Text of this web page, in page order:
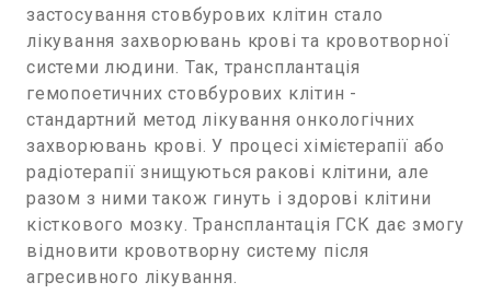
застосування стовбурових клітин стало
лікування захворювань крові та кровотворної
системи людини. Так, трансплантація
гемопоетичних стовбурових клітин -
стандартний метод лікування онкологічних
захворювань крові. У процесі хімієтерапії або
радіотерапії знищуються ракові клітини, але
разом з ними також гинуть і здорові клітини
кісткового мозку. Трансплантація ГСК дає змогу
відновити кровотворну систему після
агресивного лікування.